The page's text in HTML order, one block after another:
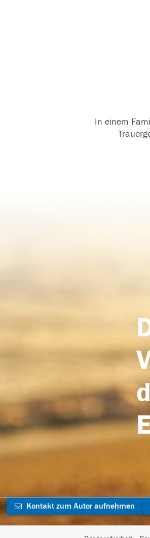
In einem
Kontakt zum Autor aufnehmen